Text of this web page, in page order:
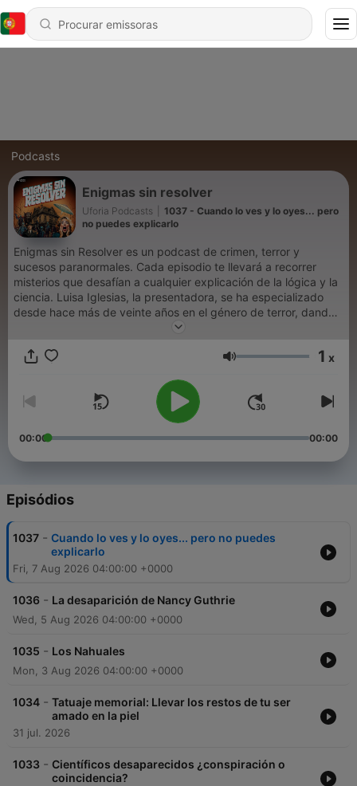
Podcasts
Enigmas sin resolver
Uforia Podcasts
1037 - Cuando lo ves y lo oyes... pero
no puedes explicarlo
Enigmas sin Resolver es un podcast de crimen, terror y
sucesos paranormales. Cada episodio te llevará a recorrer
misterios que desafían a cualquier explicación de la lógica y la
ciencia. Luisa Iglesias, la presentadora, se ha especializado
desde hace más de veinte años en el género de terror, dando
conferencias por todo México y Centroamérica. Fernando
listo para ayudarlos a resolver estos misterios? #SoyEnigmático
Volume 1 x
00:00 00:00
Episódios
1037 - Cuando lo ves y lo oyes... pero no puedes
explicarlo
Fri, 7 Aug 2026 04:00:00 +0000
1036 - La desaparición de Nancy Guthrie
Wed, 5 Aug 2026 04:00:00 +0000
1035 - Los Nahuales
Mon, 3 Aug 2026 04:00:00 +0000
1034 - Tatuaje memorial: Llevar los restos de tu ser
amado en la piel
31 jul. 2026
1033 - Científicos desaparecidos ¿conspiración o
coincidencia?